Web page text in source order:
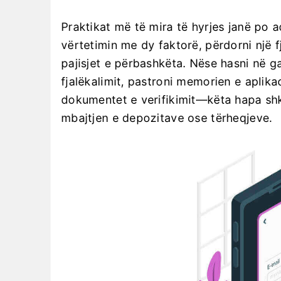
Praktikat më të mira të hyrjes janë po
vërtetimin me dy faktorë, përdorni një
pajisjet e përbashkëta. Nëse hasni në
fjalëkalimit, pastroni memorien e
dokumentet e verifikimit—këta hapa
mbajtjen e depozitave ose tërheqjeve.